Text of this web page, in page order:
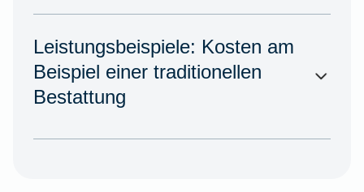
Leistungsbeispiele: Kosten am
Beispiel einer traditionellen
Bestattung